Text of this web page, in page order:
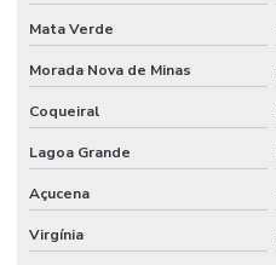
Mata Verde
Morada Nova de Minas
Coqueiral
Lagoa Grande
Açucena
Virgínia